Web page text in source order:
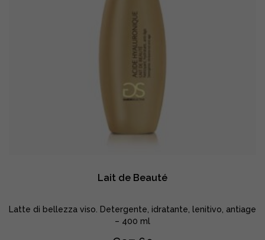
Lait de Beauté
Latte di bellezza viso. Detergente, idratante, lenitivo, antiage
– 400 ml